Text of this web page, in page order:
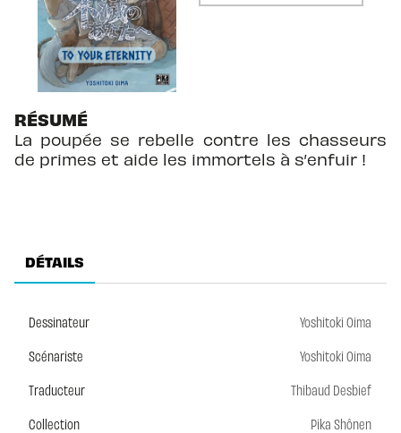
RÉSUMÉ
La poupée se rebelle contre les chasseurs
de primes et aide les immortels à s’enfuir !
DÉTAILS
Dessinateur
Yoshitoki Oima
Scénariste
Yoshitoki Oima
Traducteur
Thibaud Desbief
Collection
Pika Shônen